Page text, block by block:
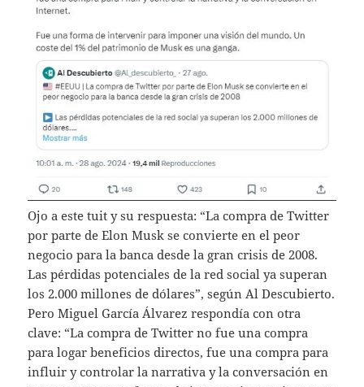
Ojo a este tuit y su respuesta: “La compra de Twitter
por parte de Elon Musk se convierte en el peor
negocio para la banca desde la gran crisis de 2008.
Las pérdidas potenciales de la red social ya superan
los 2.000 millones de dólares”, según Al Descubierto.
Pero Miguel García Álvarez respondía con otra
clave: “La compra de Twitter no fue una compra
para logar beneficios directos, fue una compra para
influir y controlar la narrativa y la conversación en